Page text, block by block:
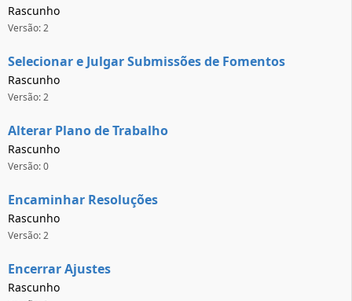
Rascunho
Versão: 2
Selecionar e Julgar Submissões de Fomentos
Rascunho
Versão: 2
Alterar Plano de Trabalho
Rascunho
Versão: 0
Encaminhar Resoluções
Rascunho
Versão: 2
Encerrar Ajustes
Rascunho